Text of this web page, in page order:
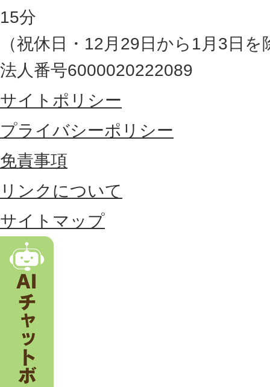
県
の
最
東
部
に
置
す
る
市
。
15分
（祝休日・12月29日から1月3日を
法人番号6000020222089
サイトポリシー
プライバシーポリシー
免責事項
リンクについて
サイトマップ